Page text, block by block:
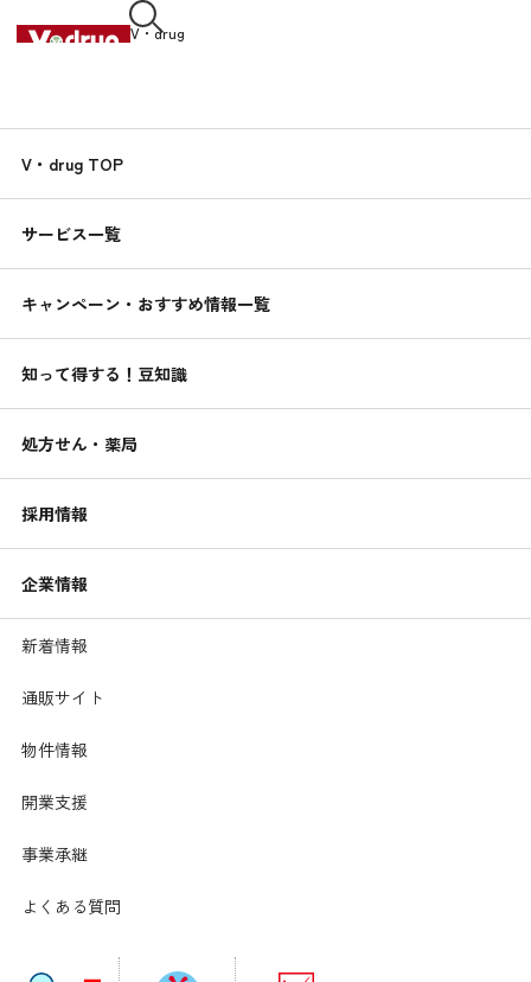
V・drug
V・drug TOP
サービス一覧
キャンペーン・おすすめ情報一覧
知って得する！豆知識
処方せん・薬局
採用情報
企業情報
新着情報
通販サイト
物件情報
開業支援
事業承継
よくある質問
くすりんの豆知識
簡単！健康レシピ
【材料】1人分
ブロッコリー･･････････････
ウインナー････････････････